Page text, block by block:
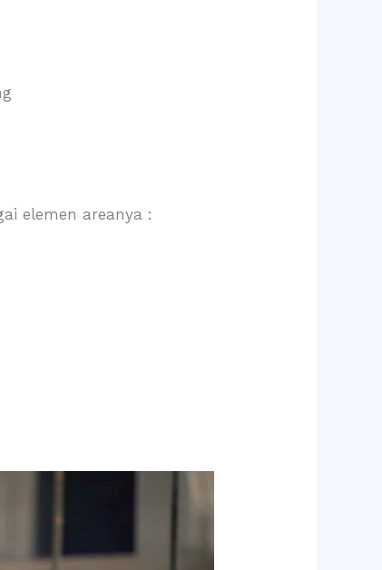
elemen areanya :